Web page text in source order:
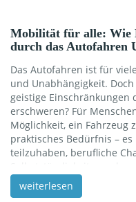
Mobilität für alle: Wie
durch das Autofahren
Das Autofahren ist für
und Unabhängigkeit.
geistige
erschweren? Für
Möglichkeit, ein Fahrzeug
praktisches Bedürfnis –
teilzuhaben, berufliche
Selbstständigkeit zu
die vielfältigen
rechtlichen
weiterlesen